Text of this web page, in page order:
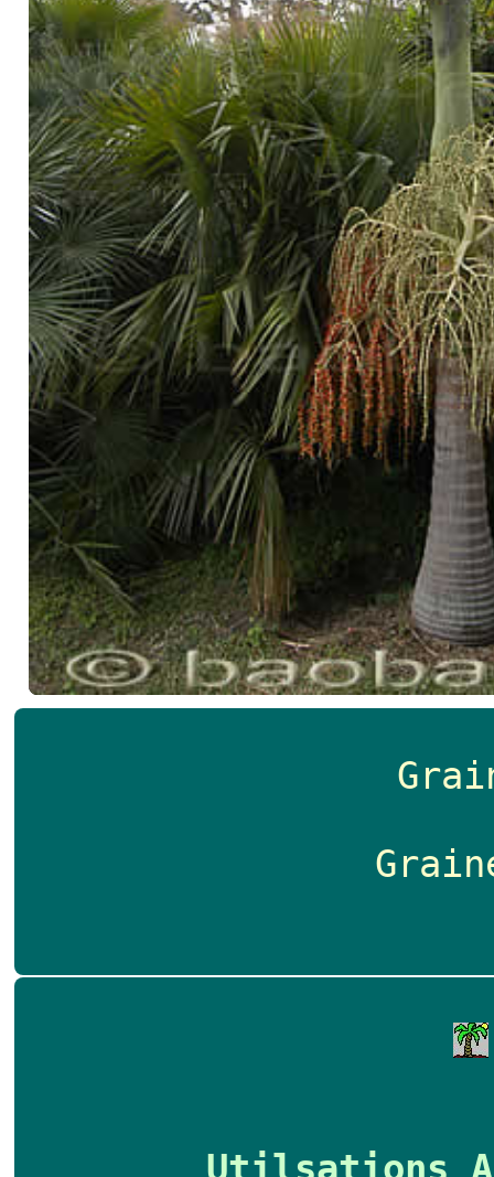
Utilsations